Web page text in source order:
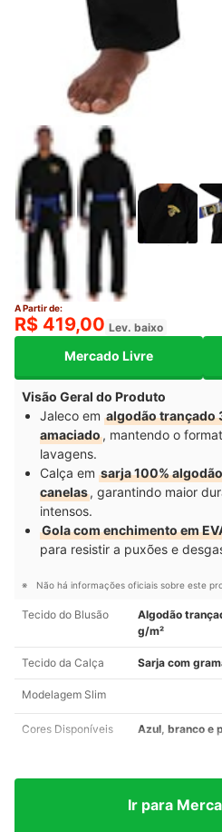
A Partir de:
R$ 419,00 Lev. baixo
Mercado Livre
Visão Geral do Produto
Jaleco em algodão trançado
amaciado, mantendo o
lavagens.
Calça em sarja 100%
canelas, garantindo maior
intensos.
Gola com enchimento em
para resistir a puxões e
Não há informações oficiais sobre este
Tecido do Blusão
Algodão
g/m²
Tecido da Calça Sarja com
Modelagem Slim
Cores Disponíveis Azul, branco e
Ir para